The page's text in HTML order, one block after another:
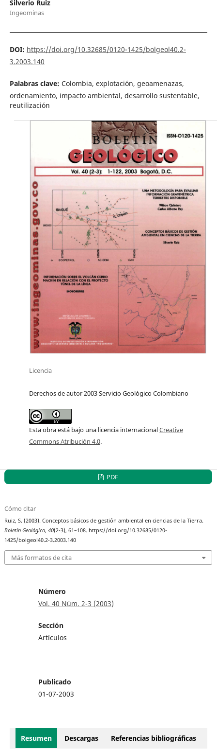
Silverio Ruiz
Ingeominas
DOI: https://doi.org/10.32685/0120-1425/bolgeol40.2-
3.2003.140
Palabras clave: Colombia, explotación, geoamenazas,
ordenamiento, impacto ambiental, desarrollo sustentable,
reutilización
Licencia
Derechos de autor 2003 Servicio Geológico Colombiano
Esta obra está bajo una licencia internacionalCreative
Commons Atribución 4.0.
PDF
Cómo citar
Ruiz, S. (2003). Conceptos básicos de gestión ambiental en ciencias de la Tierra.
Boletín Geológico,40(2-3), 61–108. https://doi.org/10.32685/0120-
1425/bolgeol40.2-3.2003.140
Más formatos de cita
Número
Vol. 40 Núm. 2-3 (2003)
Sección
Artículos
Publicado
01-07-2003
Resumen Descargas Referencias bibliográficas